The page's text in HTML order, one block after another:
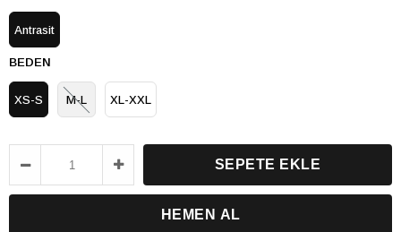
Antrasit
BEDEN
XS-S M-L XL-XXL